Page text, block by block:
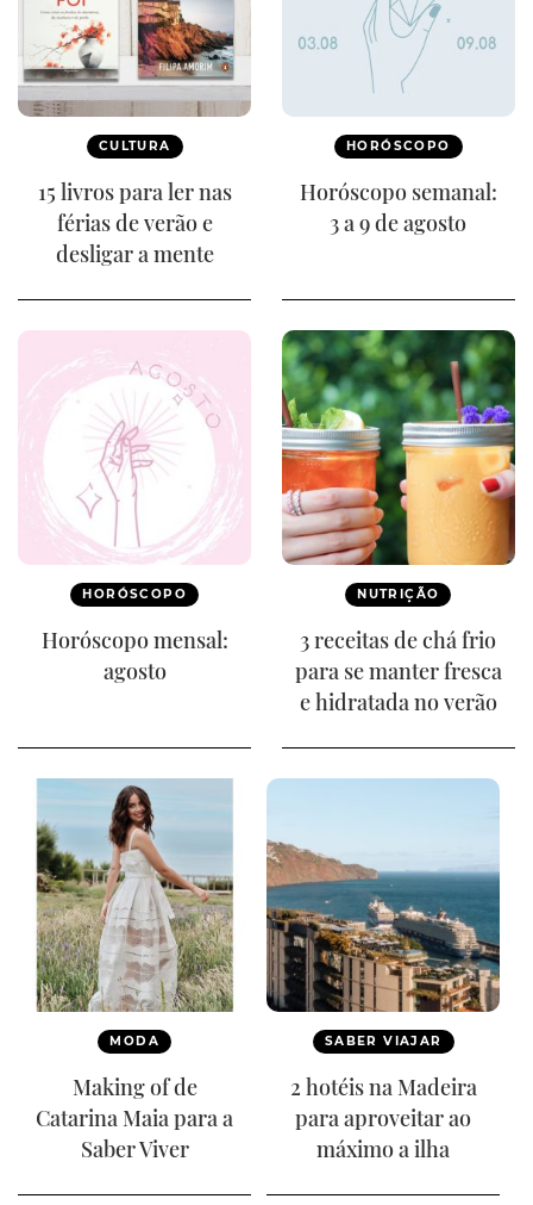
CULTURA
15 livros para ler nas
férias de verão e
desligar a mente
HORÓSCOPO
Horóscopo semanal:
3 a 9 de agosto
HORÓSCOPO
Horóscopo mensal:
agosto
NUTRIÇÃO
3 receitas de chá frio
para se manter fresca
e hidratada no verão
MODA
Making of de
Catarina Maia para a
Saber Viver
SABER VIAJAR
2 hotéis na Madeira
para aproveitar ao
máximo a ilha